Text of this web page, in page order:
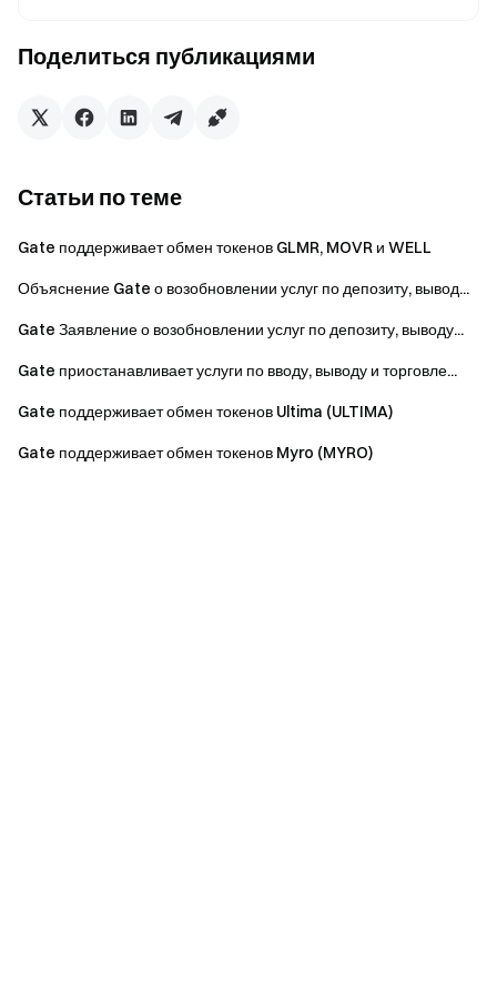
Оставайтесь на связиПосетите официальный веб-сайт
на X (Twitter)для получения больших бонусов
Взаимодействуйте с нашим мировым сообществом
Подтверждение резервов
Поделиться публикациями
Статьи по теме
Gate поддерживает обмен токенов GLMR, MOVR и WELL
Объяснение Gate о возобновлении услуг по депозиту, вывод...
Gate Заявление о возобновлении услуг по депозиту, выводу...
Gate приостанавливает услуги по вводу, выводу и торговле...
Gate поддерживает обмен токенов Ultima (ULTIMA)
Gate поддерживает обмен токенов Myro (MYRO)